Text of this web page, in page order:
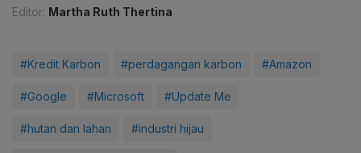
Editor: Martha Ruth Thertina
#Kredit Karbon #perdagangan karbon #Amazon
#Google #Microsoft #Update Me
#hutan dan lahan #industri hijau